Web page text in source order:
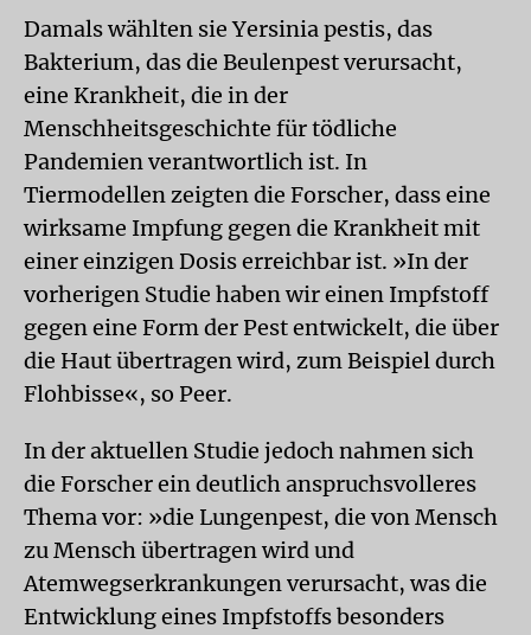
Damals wählten sie Yersinia pestis, das
Bakterium, das die Beulenpest verursacht,
eine Krankheit, die in der
Menschheitsgeschichte für tödliche
Pandemien verantwortlich ist. In
Tiermodellen zeigten die Forscher, dass eine
wirksame Impfung gegen die Krankheit mit
einer einzigen Dosis erreichbar ist. »In der
vorherigen Studie haben wir einen Impfstoff
gegen eine Form der Pest entwickelt, die über
die Haut übertragen wird, zum Beispiel durch
Flohbisse«, so Peer.
In der aktuellen Studie jedoch nahmen sich
die Forscher ein deutlich anspruchsvolleres
Thema vor: »die Lungenpest, die von Mensch
zu Mensch übertragen wird und
Atemwegserkrankungen verursacht, was die
Entwicklung eines Impfstoffs besonders